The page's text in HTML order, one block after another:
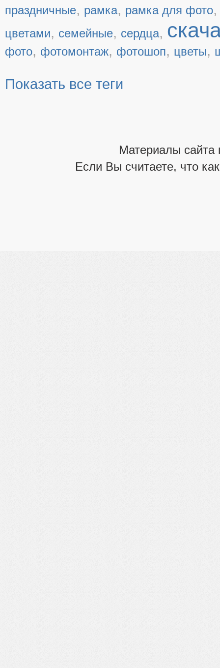
праздничные, рамка, рамка для фото
цветами, семейные, сердца,
фото, фотомонтаж, фотошоп, цветы,
Показать все теги
Материалы сайта
Если Вы считаете, что